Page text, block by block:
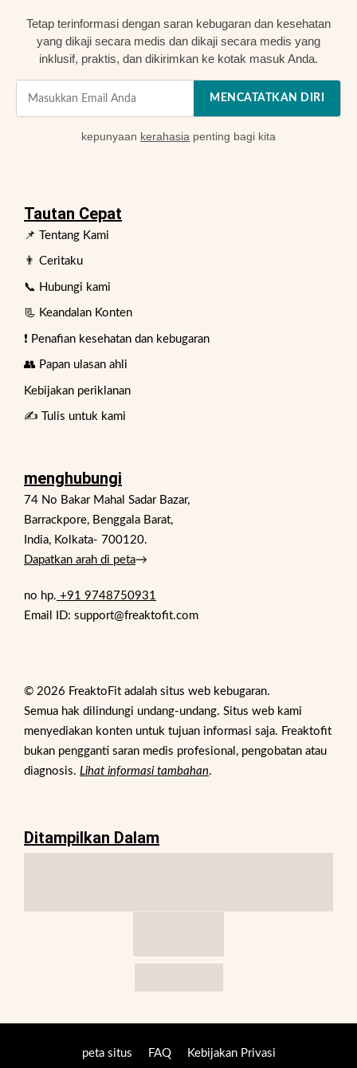
Tetap terinformasi dengan saran kebugaran dan kesehatan
yang dikaji secara medis dan dikaji secara medis yang
inklusif, praktis, dan dikirimkan ke kotak masuk Anda.
MENCATATKAN DIRI
kepunyaan kerahasia penting bagi kita
Tautan Cepat
📌 Tentang Kami
👨 Ceritaku
📞 Hubungi kami
📃 Keandalan Konten
❗ Penafian kesehatan dan kebugaran
👥 Papan ulasan ahli
Kebijakan periklanan
✍️ Tulis untuk kami
menghubungi
74 No Bakar Mahal Sadar Bazar,
Barrackpore, Benggala Barat,
India, Kolkata- 700120.
Dapatkan arah di peta→
no hp. +91 9748750931
Email ID: support@freaktofit.com
© 2026 FreaktoFit adalah situs web kebugaran.
Semua hak dilindungi undang-undang. Situs web kami
menyediakan konten untuk tujuan informasi saja. Freaktofit
bukan pengganti saran medis profesional, pengobatan atau
diagnosis. Lihat informasi tambahan.
Ditampilkan Dalam
peta situs FAQ Kebijakan Privasi